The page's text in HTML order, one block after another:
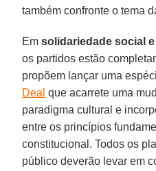
também confronte o tema
Emsolidariedade social
os partidos estão
propõem lançar uma
Deal que acarrete uma
paradigma cultural e
entre os princípios
constitucional. Todos os
público deverão levar em